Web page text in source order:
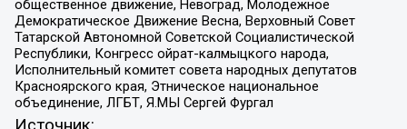
общественное движение, Невоград, Молодежное
Демократическое Движение Весна, Верховный Совет
Татарской Автономной Советской Социалистической
Республики, Конгресс ойрат-калмыцкого народа,
Исполнительный комитет совета народных депутатов
Красноярского края, Этническое национальное
объединение, ЛГБТ, Я.МЫ Сергей Фургал